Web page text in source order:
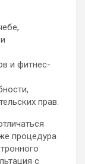
и фитнес-
прав.
процедура
с